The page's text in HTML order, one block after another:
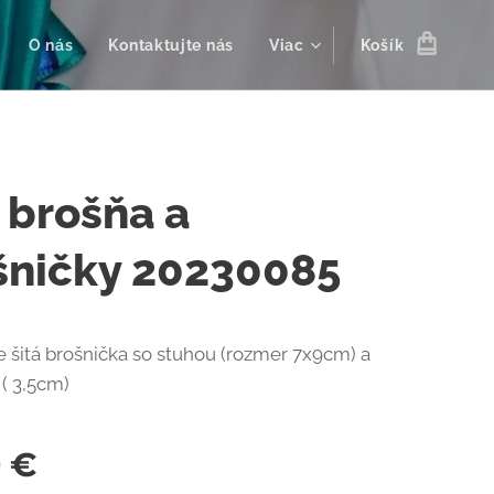
O nás Kontaktujte nás Viac Košík
a
20230085
šitá brošnička so stuhou (rozmer 7x9cm) a
3,5cm)
€